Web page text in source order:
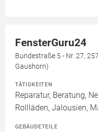
FensterGuru24
Bundestraße 5 - Nr. 27,
Gaushorn)
TÄTIGKEITEN
Reparatur, Beratung,
Rollläden, Jalousien,
GEBÄUDETEILE